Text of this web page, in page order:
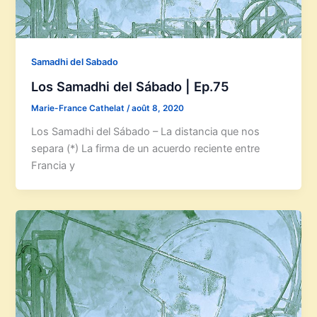
Samadhi del Sabado
Los Samadhi del Sábado | Ep.75
Marie-France Cathelat/août 8, 2020
Los Samadhi del Sábado – La distancia que nos
separa (*) La firma de un acuerdo reciente entre
Francia y